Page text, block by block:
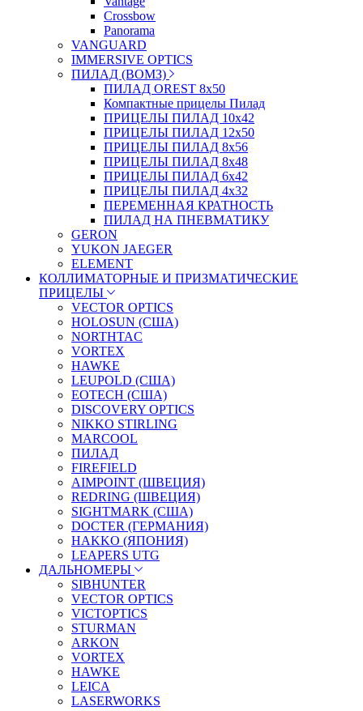
Crossbow
Panorama
VANGUARD
IMMERSIVE OPTICS
ПИЛАД (ВОМЗ)
ПИЛАД OREST 8х50
Компактные прицелы Пилад
ПРИЦЕЛЫ ПИЛАД 10х42
ПРИЦЕЛЫ ПИЛАД 12х50
ПРИЦЕЛЫ ПИЛАД 8х56
ПРИЦЕЛЫ ПИЛАД 8х48
ПРИЦЕЛЫ ПИЛАД 6х42
ПРИЦЕЛЫ ПИЛАД 4х32
ПЕРЕМЕННАЯ КРАТНОСТЬ
ПИЛАД НА ПНЕВМАТИКУ
GERON
YUKON JAEGER
ELEMENT
КОЛЛИМАТОРНЫЕ И ПРИЗМАТИЧЕСКИЕ
ПРИЦЕЛЫ
VECTOR OPTICS
HOLOSUN (США)
NORTHTAC
VORTEX
HAWKE
LEUPOLD (США)
EOTECH (США)
DISCOVERY OPTICS
NIKKO STIRLING
MARCOOL
ПИЛАД
FIREFIELD
AIMPOINT (ШВЕЦИЯ)
REDRING (ШВЕЦИЯ)
SIGHTMARK (США)
DOCTER (ГЕРМАНИЯ)
HAKKO (ЯПОНИЯ)
LEAPERS UTG
ДАЛЬНОМЕРЫ
SIBHUNTER
VECTOR OPTICS
VICTOPTICS
STURMAN
ARKON
VORTEX
HAWKE
LEICA
LASERWORKS